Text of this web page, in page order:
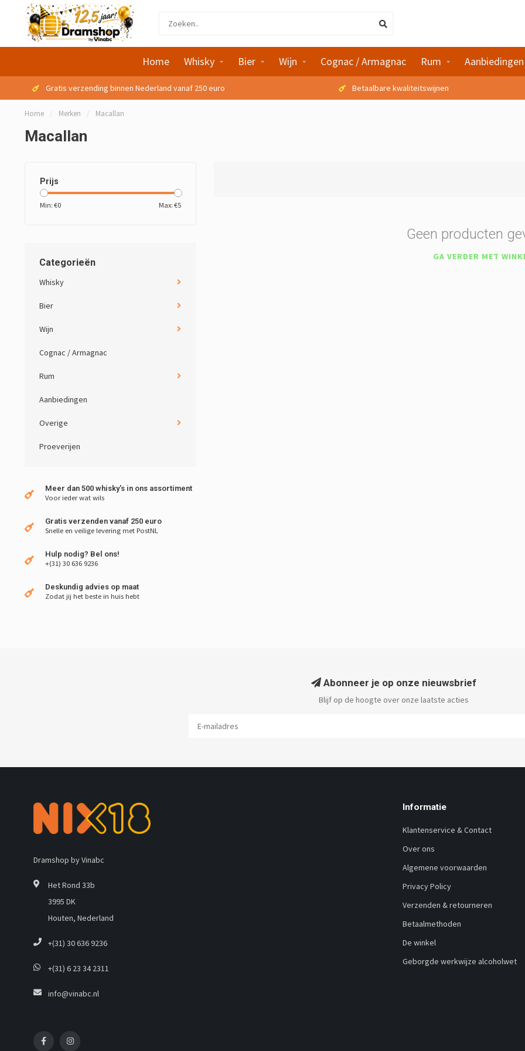
Home Whisky Bier Wijn Cognac / Armagnac Rum Aanbiedingen
Gratis verzending binnen Nederland vanaf 250 euro Betaalbare kwaliteitswijnen
Home / Merken / Macallan
Macallan
Prijs
Min: €0 Max: €5
Categorieën
Whisky
Bier
Wijn
Cognac / Armagnac
Rum
Aanbiedingen
Overige
Proeverijen
Meer dan 500 whisky's in ons assortiment
Voor ieder wat wils
Gratis verzenden vanaf 250 euro
Snelle en veilige levering met PostNL
Hulp nodig? Bel ons!
+(31) 30 636 9236
Deskundig advies op maat
Zodat jij het beste in huis hebt
Geen producten
GA VERDER MET
Abonneer je op onze nieuwsbrief
Blijf op de hoogte over onze laatste acties
Dramshop by Vinabc
Het Rond 33b
3995 DK
Houten, Nederland
+(31) 30 636 9236
+(31) 6 23 34 2311
info@vinabc.nl
Informatie
Klantenservice & Contact
Over ons
Algemene voorwaarden
Privacy Policy
Verzenden & retourneren
Betaalmethoden
De winkel
Geborgde werkwijze alcoholwet